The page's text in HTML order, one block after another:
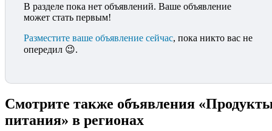
В разделе пока нет объявлений. Ваше объявление
может стать первым!
Разместите ваше объявление сейчас, пока никто вас не
опередил 😉.
Смотрите также объявления
питания» в регионах